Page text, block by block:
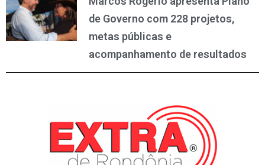
de Governo com 228 projetos,
metas públicas e
acompanhamento de resultados